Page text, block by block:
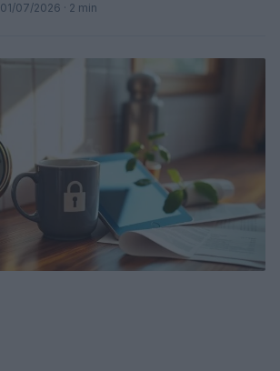
01/07/2026 · 2 min